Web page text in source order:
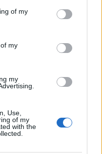
You may click to
its third-party tags to
in below Google
of my
my
my
Use,
of my
with the
πριν δυο χρόνια. Το
Φωνή δεν
την κατάσταση.
από παρόμοια